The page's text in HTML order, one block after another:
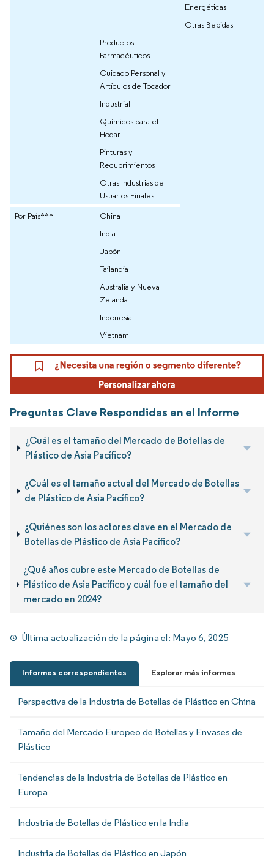
Energéticas
Otras Bebidas
Productos
Farmacéuticos
Cuidado Personal y
Artículos de Tocador
Industrial
Químicos para el
Hogar
Pinturas y
Recubrimientos
Otras Industrias de
Usuarios Finales
Por País***
China
India
Japón
Tailandia
Australia y Nueva
Zelanda
Indonesia
Vietnam
Preguntas Clave Respondidas en el Informe
¿Cuál es el tamaño del Mercado de Botellas de
Plástico de Asia Pacífico?
¿Cuál es el tamaño actual del Mercado de Botellas
de Plástico de Asia Pacífico?
¿Quiénes son los actores clave en el Mercado de
Botellas de Plástico de Asia Pacífico?
¿Qué años cubre este Mercado de Botellas de
Plástico de Asia Pacífico y cuál fue el tamaño del
mercado en 2024?
Última actualización de la página el: Mayo 6, 2025
Informes correspondientes Explorar más informes
Perspectiva de la Industria de Botellas de Plástico en China
Tamaño del Mercado Europeo de Botellas y Envases de
Plástico
Tendencias de la Industria de Botellas de Plástico en
Europa
Industria de Botellas de Plástico en la India
Industria de Botellas de Plástico en Japón